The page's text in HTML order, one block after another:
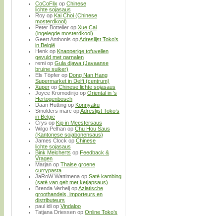
CoCoFlix op Chinese
lichte sojasaus
Roy op Kai Choi (Chinese
mosterdkool)
Peter Bottelier op Xue Cai
(ingelegde mosterdkool)
Geert Anthonis opAdreslijst Toko’s
in België
Henk op Knapperige tofuvellen
gevuld met garnalen
remi op Gula djawa (Javaanse
bruine suiker)
Els Töpfer op Dong Nan Hang
Supermarket in Delft (centrum)
Xuper op Chinese lichte sojasaus
Joyce Kromodirijo op Oriental in ’s
Hertogenbosch
Daan Hutting op Konnyaku
Smolders marc opAdreslijst Toko’s
in België
Crys op Kip in Meestersaus
Wilgo Pelhan op Chu Hou Saus
(Kantonese sojabonensaus)
James Clock op Chinese
lichte sojasaus
Bink Melcherts op Feedback &
Vragen
Marjan op Thaise groene
currypasta
JaRoW Wattimena op Saté kambing
(saté van geit met ketjapsaus)
Brenda Verheij opAziatische
groothandels, importeurs en
distributeurs
paul idi op Vindaloo
Tatjana Driessen op Online Toko’s